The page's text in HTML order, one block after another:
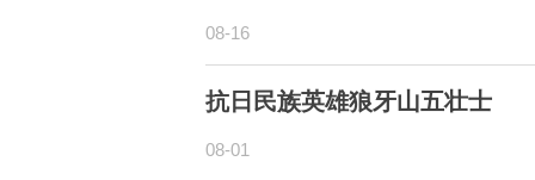
08-16
抗日民族英雄狼牙山五壮士
08-01